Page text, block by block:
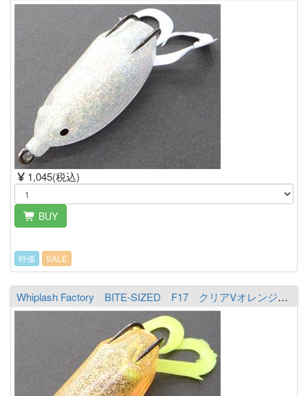
1,045(税込)
BUY
特価 SALE
Whiplash Factory BITE-SIZED F17 クリアVオレンジ／レインボー